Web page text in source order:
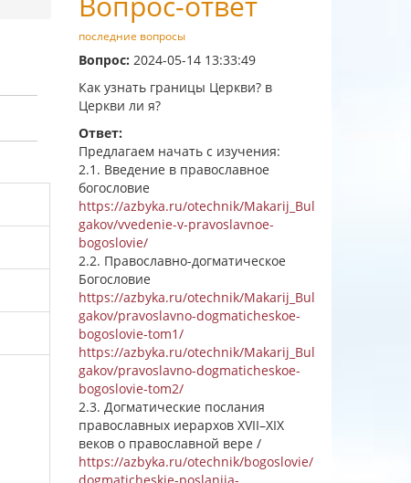
последние вопросы
Вопрос: 2024-05-14 13:33:49
Как узнать границы Церкви? в
Церкви ли я?
Ответ:
Предлагаем начать с изучения:
2.1. Введение в православное
богословие
https://azbyka.ru/otechnik/Makarij_Bul
gakov/vvedenie-v-pravoslavnoe-
bogoslovie/
2.2. Православно-догматическое
Богословие
https://azbyka.ru/otechnik/Makarij_Bul
gakov/pravoslavno-dogmaticheskoe-
bogoslovie-tom1/
https://azbyka.ru/otechnik/Makarij_Bul
gakov/pravoslavno-dogmaticheskoe-
bogoslovie-tom2/
2.3. Догматические послания
православных иерархов XVII–XIX
веков о православной вере /
https://azbyka.ru/otechnik/bogoslovie/